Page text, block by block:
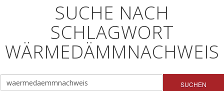
SUCHE NACH
SCHLAGWORT
WÄRMEDÄMMNACHWEIS
SUCHEN